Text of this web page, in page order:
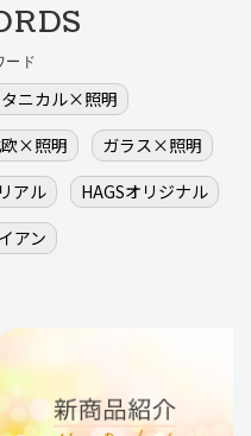
ード
ニカル×照明
×照明
ガラス×照明
アル
HAGSオリジナル
アン